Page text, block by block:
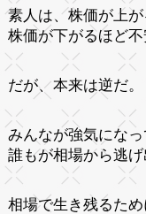
素人は、株価が上
株価が下がるほど
だが、本来は逆だ。
みんなが強気になっ
誰もが相場から逃
相場で生き残るため